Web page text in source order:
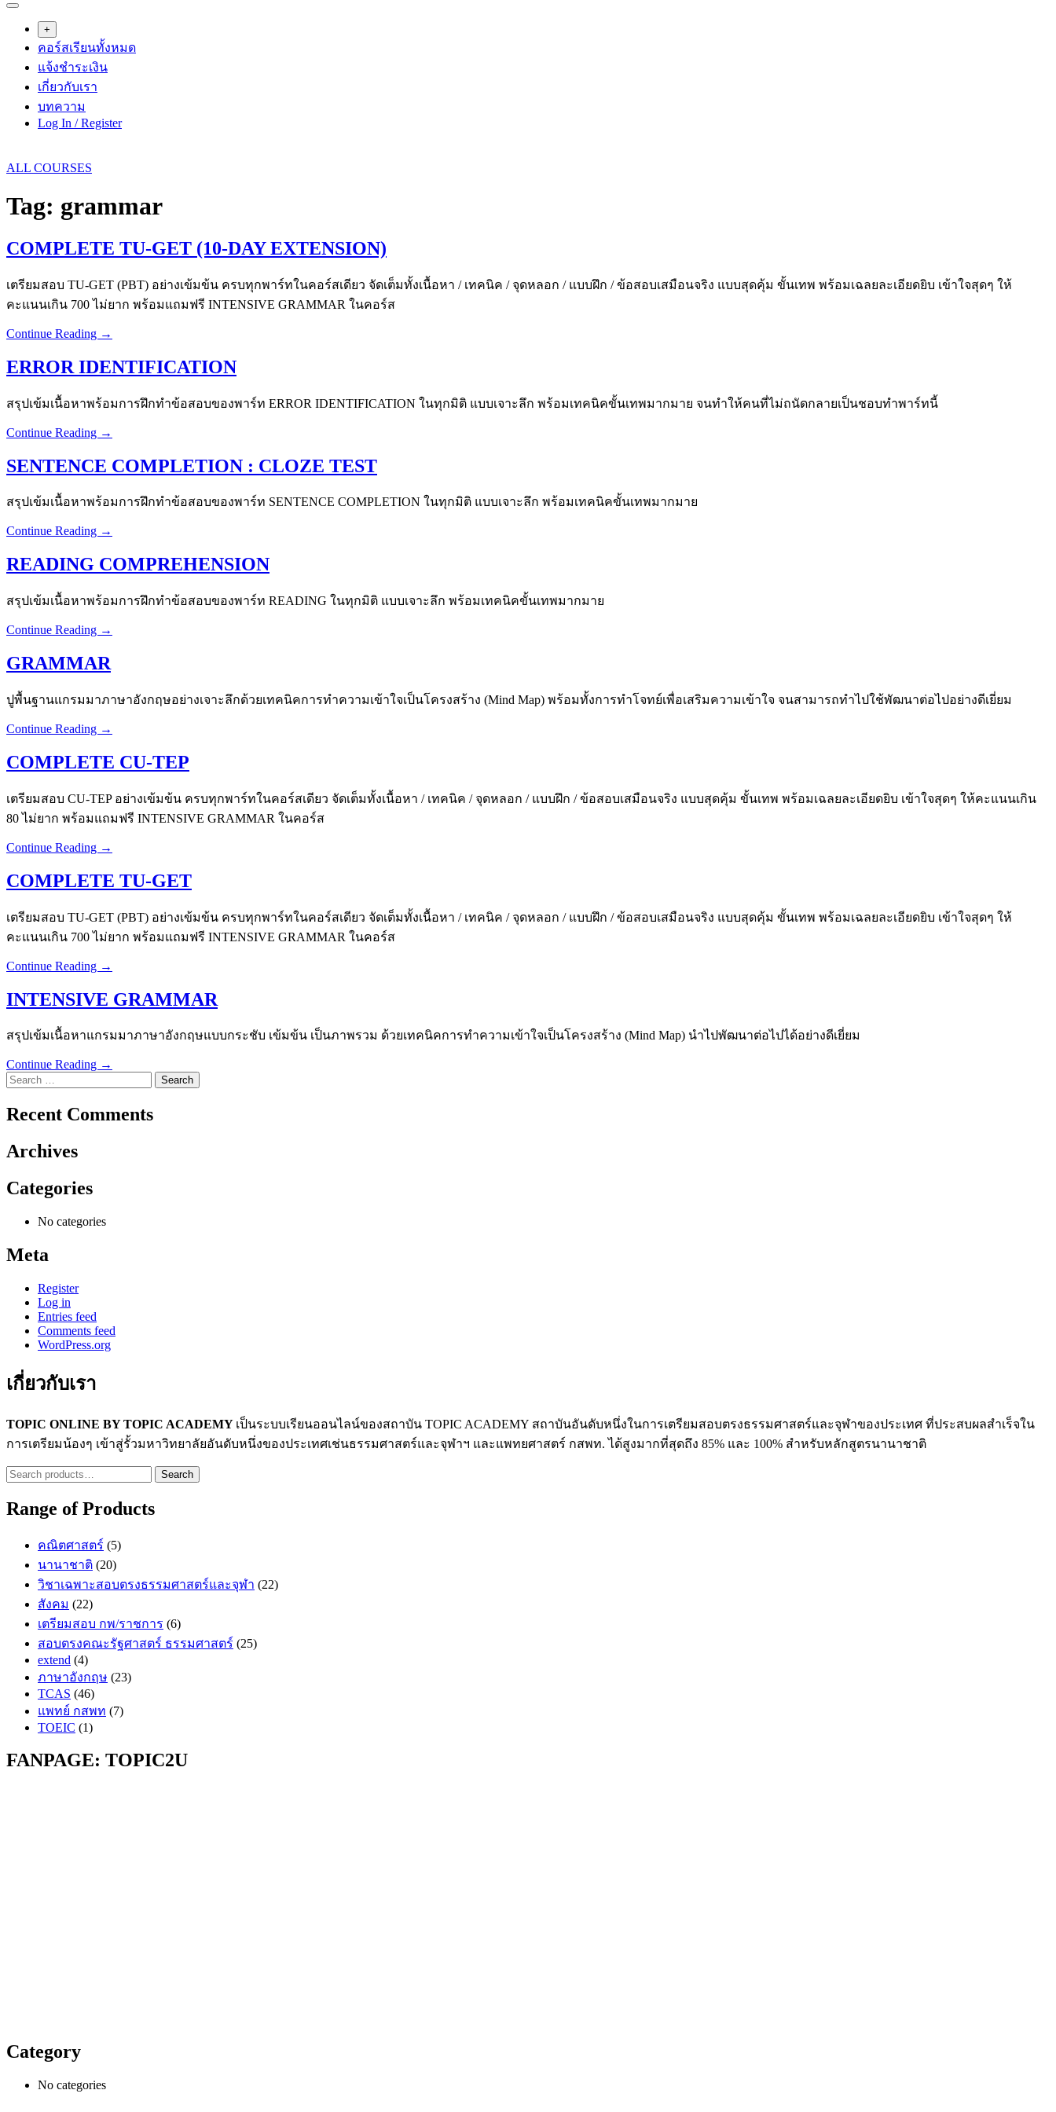
+
คอร์สเรียนทั้งหมด
แจ้งชำระเงิน
เกี่ยวกับเรา
บทความ
Log In / Register
ALL COURSES
Tag: grammar
COMPLETE TU-GET (10-DAY EXTENSION)
เตรียมสอบ TU-GET (PBT) อย่างเข้มข้น ครบทุกพาร์ทในคอร์สเดียว จัดเต็มทั้งเนื้อหา / เทคนิค / จุดหลอก / แบบฝึก / ข้อสอบเสมือนจริง แบบสุดคุ้ม ขั้นเทพ พร้อมเฉลยละเอียดยิบ เข้าใจสุดๆ ให้
คะแนนเกิน 700 ไม่ยาก พร้อมแถมฟรี INTENSIVE GRAMMAR ในคอร์ส
Continue Reading →
ERROR IDENTIFICATION
สรุปเข้มเนื้อหาพร้อมการฝึกทำข้อสอบของพาร์ท ERROR IDENTIFICATION ในทุกมิติ แบบเจาะลึก พร้อมเทคนิคขั้นเทพมากมาย จนทำให้คนที่ไม่ถนัดกลายเป็นชอบทำพาร์ทนี้
Continue Reading →
SENTENCE COMPLETION : CLOZE TEST
สรุปเข้มเนื้อหาพร้อมการฝึกทำข้อสอบของพาร์ท SENTENCE COMPLETION ในทุกมิติ แบบเจาะลึก พร้อมเทคนิคขั้นเทพมากมาย
Continue Reading →
READING COMPREHENSION
สรุปเข้มเนื้อหาพร้อมการฝึกทำข้อสอบของพาร์ท READING ในทุกมิติ แบบเจาะลึก พร้อมเทคนิคขั้นเทพมากมาย
Continue Reading →
GRAMMAR
ปูพื้นฐานแกรมมาภาษาอังกฤษอย่างเจาะลึกด้วยเทคนิคการทำความเข้าใจเป็นโครงสร้าง (Mind Map) พร้อมทั้งการทำโจทย์เพื่อเสริมความเข้าใจ จนสามารถทำไปใช้พัฒนาต่อไปอย่างดีเยี่ยม
Continue Reading →
COMPLETE CU-TEP
เตรียมสอบ CU-TEP อย่างเข้มข้น ครบทุกพาร์ทในคอร์สเดียว จัดเต็มทั้งเนื้อหา / เทคนิค / จุดหลอก / แบบฝึก / ข้อสอบเสมือนจริง แบบสุดคุ้ม ขั้นเทพ พร้อมเฉลยละเอียดยิบ เข้าใจสุดๆ ให้คะแนนเกิน
80 ไม่ยาก พร้อมแถมฟรี INTENSIVE GRAMMAR ในคอร์ส
Continue Reading →
COMPLETE TU-GET
เตรียมสอบ TU-GET (PBT) อย่างเข้มข้น ครบทุกพาร์ทในคอร์สเดียว จัดเต็มทั้งเนื้อหา / เทคนิค / จุดหลอก / แบบฝึก / ข้อสอบเสมือนจริง แบบสุดคุ้ม ขั้นเทพ พร้อมเฉลยละเอียดยิบ เข้าใจสุดๆ ให้
คะแนนเกิน 700 ไม่ยาก พร้อมแถมฟรี INTENSIVE GRAMMAR ในคอร์ส
Continue Reading →
INTENSIVE GRAMMAR
สรุปเข้มเนื้อหาแกรมมาภาษาอังกฤษแบบกระชับ เข้มข้น เป็นภาพรวม ด้วยเทคนิคการทำความเข้าใจเป็นโครงสร้าง (Mind Map) นำไปพัฒนาต่อไปได้อย่างดีเยี่ยม
Continue Reading →
Search
for:
Recent Comments
Archives
Categories
No categories
Meta
Register
Log in
Entries feed
Comments feed
WordPress.org
เกี่ยวกับเรา
TOPIC ONLINE BY TOPIC ACADEMY เป็นระบบเรียนออนไลน์ของสถาบัน TOPIC ACADEMY สถาบันอันดับหนึ่งในการเตรียมสอบตรงธรรมศาสตร์และจุฬาของประเทศ ที่ประสบผลสำเร็จใน
การเตรียมน้องๆ เข้าสู่รั้วมหาวิทยาลัยอันดับหนึ่งของประเทศเช่นธรรมศาสตร์และจุฬาฯ และแพทยศาสตร์ กสพท. ได้สูงมากที่สุดถึง 85% และ 100% สำหรับหลักสูตรนานาชาติ
Search
for:
Search
Range of Products
คณิตศาสตร์ (5)
นานาชาติ (20)
วิชาเฉพาะสอบตรงธรรมศาสตร์และจุฬา (22)
สังคม (22)
เตรียมสอบ กพ/ราชการ (6)
สอบตรงคณะรัฐศาสตร์ ธรรมศาสตร์ (25)
extend (4)
ภาษาอังกฤษ (23)
TCAS (46)
แพทย์ กสพท (7)
TOEIC (1)
FANPAGE: TOPIC2U
Category
No categories